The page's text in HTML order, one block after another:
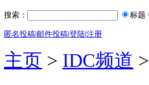
搜索： 标题
匿名投稿|邮件投稿|登陆|注册
主页 > IDC频道 >